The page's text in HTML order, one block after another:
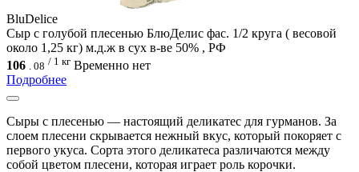
BluDelice
Сыр с голубой плесенью БлюДелис фас. 1/2 круга ( весовой
около 1,25 кг) м.д.ж в сух в-ве 50% , РФ
106
08 / 1 кг Временно нет
Подробнее
Сыры с плесенью — настоящий деликатес для гурманов. За
слоем плесени скрывается нежный вкус, который покоряет с
первого укуса. Сорта этого деликатеса различаются между
собой цветом плесени, которая играет роль корочки.